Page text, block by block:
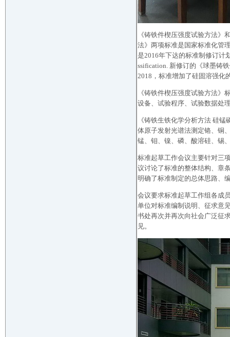
《铸铁件楔压强度试验方法
法》两项标准是国家标准化管
是2016年下达的标准制修订计
ssification. 新修订的《球墨铸
2018，标准增加了硅固溶强化
《铸铁件楔压强度试验方法
设备、试验程序、试验数据处
《铸铁生铁化学分析方法 硅
体原子发射光谱法测定铬、铜
锰、钼、镍、磷、酸溶硅、锡
标准起草工作会议主要针对三
议讨论了标准的整体结构、章
明确了标准制定的总体思路、
会议要求标准起草工作组各成
单位对标准编制说明、征求意
书处再次并再次向社会广泛征
见。